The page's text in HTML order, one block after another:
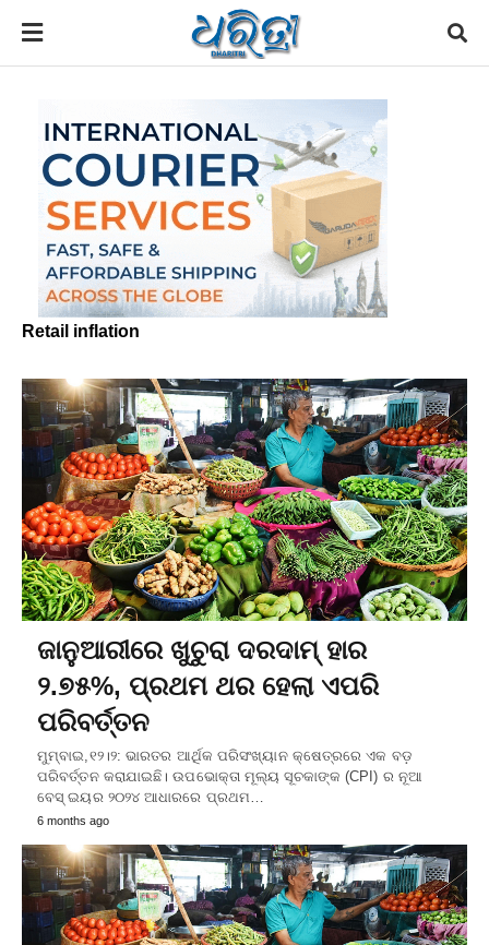
Retail inflation
ଜାନୁଆରୀରେ ଖୁଚୁରା ଦରଦାମ୍ ହାର
୨.୭୫%, ପ୍ରଥମ ଥର ହେଲା ଏପରି
ପରିବର୍ତ୍ତନ
ମୁମ୍ବାଇ,୧୨।୨: ଭାରତର ଆର୍ଥିକ ପରିସଂଖ୍ୟାନ କ୍ଷେତ୍ରରେ ଏକ ବଡ଼
ପରିବର୍ତ୍ତନ କରାଯାଇଛି। ଉପଭୋକ୍ତା ମୂଲ୍ୟ ସୂଚକାଙ୍କ (CPI) ର ନୂଆ
ବେସ୍ ଇୟର ୨୦୨୪ ଆଧାରରେ ପ୍ରଥମ…
6 months ago